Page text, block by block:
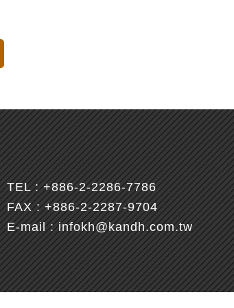
TEL :+886-2-2286-7786
FAX : +886-2-2287-9704
E-mail :infokh@kandh.com.tw